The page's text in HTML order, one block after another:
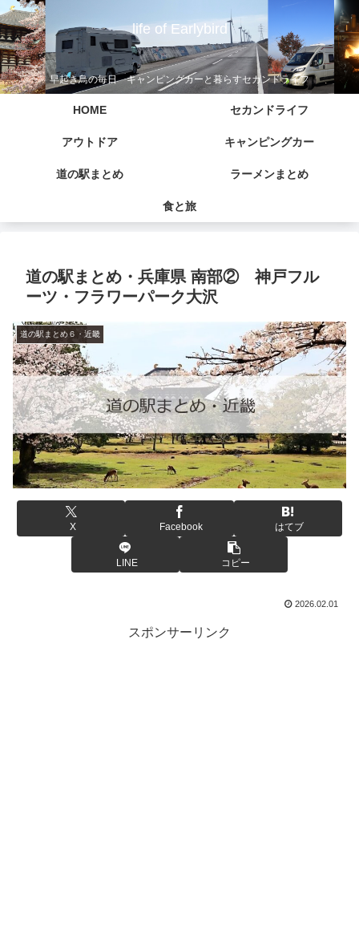
life of Earlybird
早起き鳥の毎日 キャンピングカーと暮らすセカンドライフ
HOME セカンドライフ
アウトドア キャンピングカー
道の駅まとめ ラーメンまとめ
食と旅
道の駅まとめ・兵庫県 南部② 神戸フル
ーツ・フラワーパーク大沢
道の駅まとめ６・近畿
X Facebook はてブ
LINE コピー
2026.02.01
スポンサーリンク